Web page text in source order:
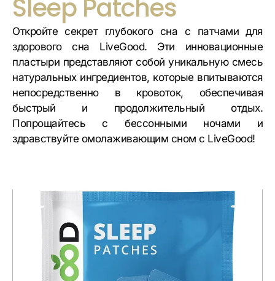
Sleep Patches
Откройте секрет глубокого сна с патчами для
здорового сна LiveGood. Эти инновационные
пластыри представляют собой уникальную смесь
натуральных ингредиентов, которые впитываются
непосредственно в кровоток, обеспечивая
быстрый и продолжительный отдых.
Попрощайтесь с бессонными ночами и
здравствуйте омолаживающим сном с LiveGood!
Предыдущий
Следующий